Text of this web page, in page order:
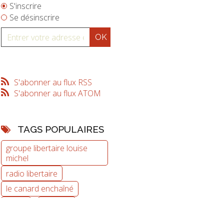
S'inscrire
Se désinscrire
S'abonner au flux RSS
S'abonner au flux ATOM
TAGS POPULAIRES
groupe libertaire louise
michel
radio libertaire
le canard enchaîné